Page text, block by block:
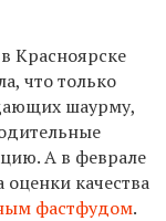
Красноярске
что только
шаурму,
А в феврале
качества
фастфудом.